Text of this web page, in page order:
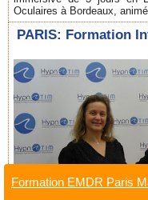
Oculaires à Bordeaux,
PARIS: Formation
Formation EMDR Paris